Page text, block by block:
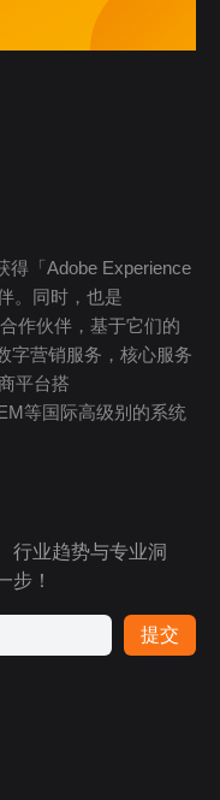
得「Adobe Experience
。同时，也是
作伙伴，基于它们的
字营销服务，核心服务
平台搭
等国际高级别的系统
行业趋势与专业洞
步！
提交